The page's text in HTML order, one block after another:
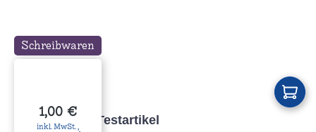
ZZZ 1-Euro-Testartikel
Regulärer Preis:
1,00 €
inkl. MwSt. ,
Schreibwaren